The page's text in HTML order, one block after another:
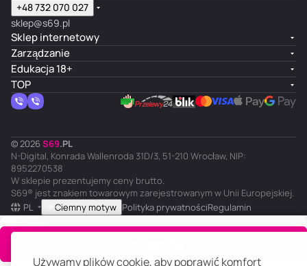
Używamy plików cookie, aby poprawić komfort
+48 732 070 027
sklep@s69.pl
Sklep internetowy
Zarządzanie
Edukacja 18+
TOP
© 2026 S69.PL
N-Digital, Konrada Wallenroda 31D/3, 51-210 Wrocław, NIP:
8952270538
W sklepie prezentujemy ceny brutto.
S69® jest znakiem towarowym zarejestrowanym w Unii Europejskiej.
PL
Ciemny motyw Polityka prywatnościRegulamin